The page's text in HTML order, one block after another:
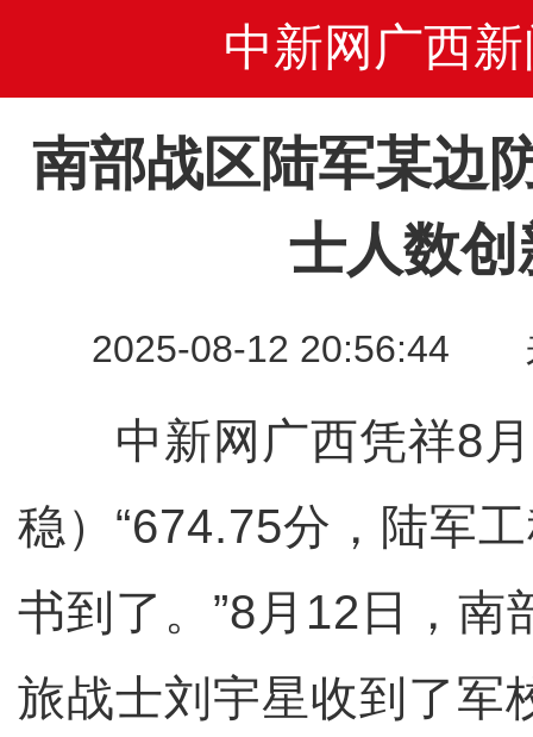
中新网广西新
南部战区陆军某边
士人数创
2025-08-12 20:56:44
中新网广西凭祥8月
稳）“674.75分，陆军
书到了。”8月12日，南
旅战士刘宇星收到了军